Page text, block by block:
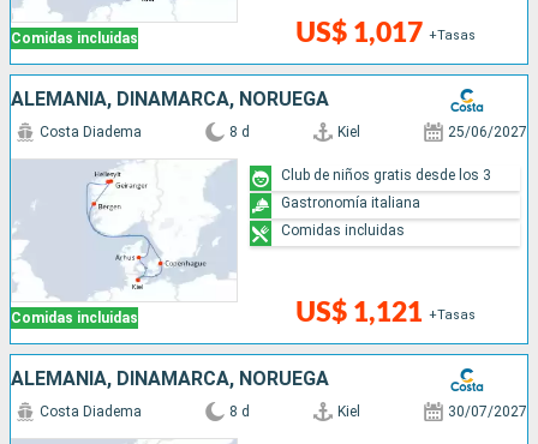
Comidas incluidas US$ 1,017 +Tasas
ALEMANIA, DINAMARCA, NORUEGA
Comidas incluidas
Costa Diadema 8 d Kiel 25/06/2027
US$ 1,121 +Tasas
Club de niños gratis desde los 3
Gastronomía italiana
Comidas incluidas
ALEMANIA, DINAMARCA, NORUEGA
Costa Diadema 8 d Kiel 30/07/2027